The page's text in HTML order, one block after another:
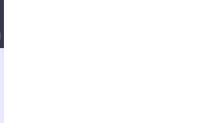
Reserved. Developed by